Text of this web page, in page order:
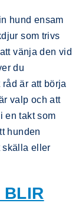
hund ensam
som trivs
vänja den vid
du
är att börja
valp och att
en takt som
hunden
skälla eller
BLIR